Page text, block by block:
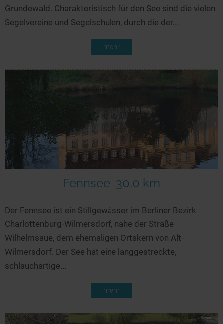
Grundewald. Charakteristisch für den See sind die vielen
Segelvereine und Segelschulen, durch die der...
mehr
Fennsee 30,0 km
Der Fennsee ist ein Stillgewässer im Berliner Bezirk
Charlottenburg-Wilmersdorf, nahe der Straße
Wilhelmsaue, dem ehemaligen Ortskern von Alt-
Wilmersdorf. Der See hat eine langgestreckte,
schlauchartige...
mehr